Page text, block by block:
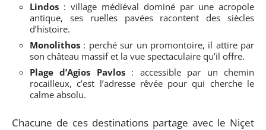
Lindos : village médiéval dominé par une acropole
antique, ses ruelles pavées racontent des siècles
d’histoire.
Monolithos : perché sur un promontoire, il attire par
son château massif et la vue spectaculaire qu’il offre.
Plage d’Agios Pavlos: accessible par un chemin
rocailleux, c’est l’adresse rêvée pour qui cherche le
calme absolu.
Chacune de ces destinations partage avec le Niçet